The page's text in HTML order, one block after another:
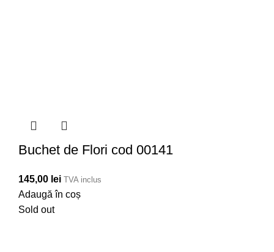
Buchet de Flori cod 00141
145,00 lei TVA inclus
Adaugă în coș
Sold out